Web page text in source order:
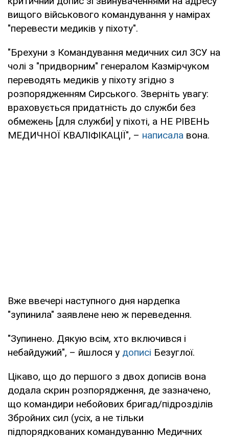
вищого військового командування у намірах
"перевести медиків у піхоту".
"Брехуни з Командування медичних сил ЗСУ на
чолі з "придворним" генералом Казмірчуком
переводять медиків у піхоту згідно з
розпорядженням Сирського. Зверніть увагу:
враховується придатність до служби без
обмежень [для служби] у піхоті, а НЕ РІВЕНЬ
МЕДИЧНОЇ КВАЛІФІКАЦІЇ", – написала вона.
Вже ввечері наступного дня нардепка
"зупинила" заявлене нею ж переведення.
"Зупинено. Дякую всім, хто включився і
небайдужий", – йшлося у дописі Безуглої.
Цікаво, що до першого з двох дописів вона
додала скрин розпорядження, де зазначено,
що командири небойових бригад/підрозділів
Збройних сил (усіх, а не тільки
підпорядкованих командуванню Медичних